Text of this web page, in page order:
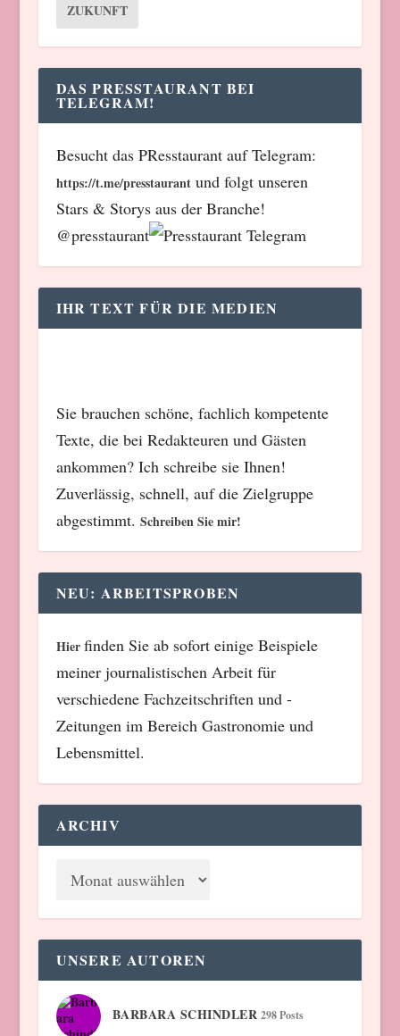
ZUKUNFT
DAS PRESSTAURANT BEI
TELEGRAM!
Besucht das PResstaurant auf Telegram:
https://t.me/presstaurantund folgt unseren
Stars & Storys aus der Branche!
@presstaurant
IHR TEXT FÜR DIE MEDIEN
Sie brauchen schöne, fachlich kompetente
Texte, die bei Redakteuren und Gästen
ankommen? Ich schreibe sie Ihnen!
Zuverlässig, schnell, auf die Zielgruppe
abgestimmt. Schreiben Sie mir!
NEU: ARBEITSPROBEN
Hierfinden Sie ab sofort einige Beispiele
meiner journalistischen Arbeit für
verschiedene Fachzeitschriften und -
Zeitungen im Bereich Gastronomie und
Lebensmittel.
ARCHIV
UNSERE AUTOREN
BARBARA SCHINDLER 298 Posts